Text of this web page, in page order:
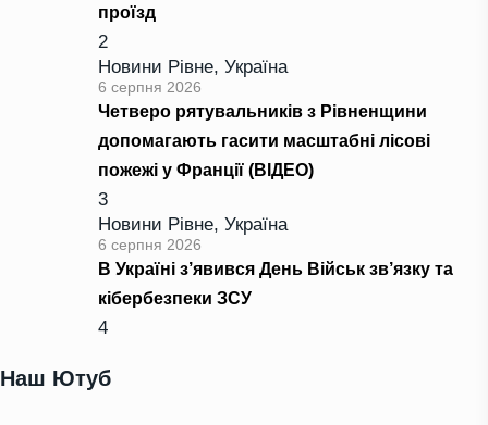
проїзд
2
Новини Рівне, Україна
6 серпня 2026
Четверо рятувальників з Рівненщини
допомагають гасити масштабні лісові
пожежі у Франції (ВІДЕО)
3
Новини Рівне, Україна
6 серпня 2026
В Україні з’явився День Військ зв’язку та
кібербезпеки ЗСУ
4
Наш Ютуб